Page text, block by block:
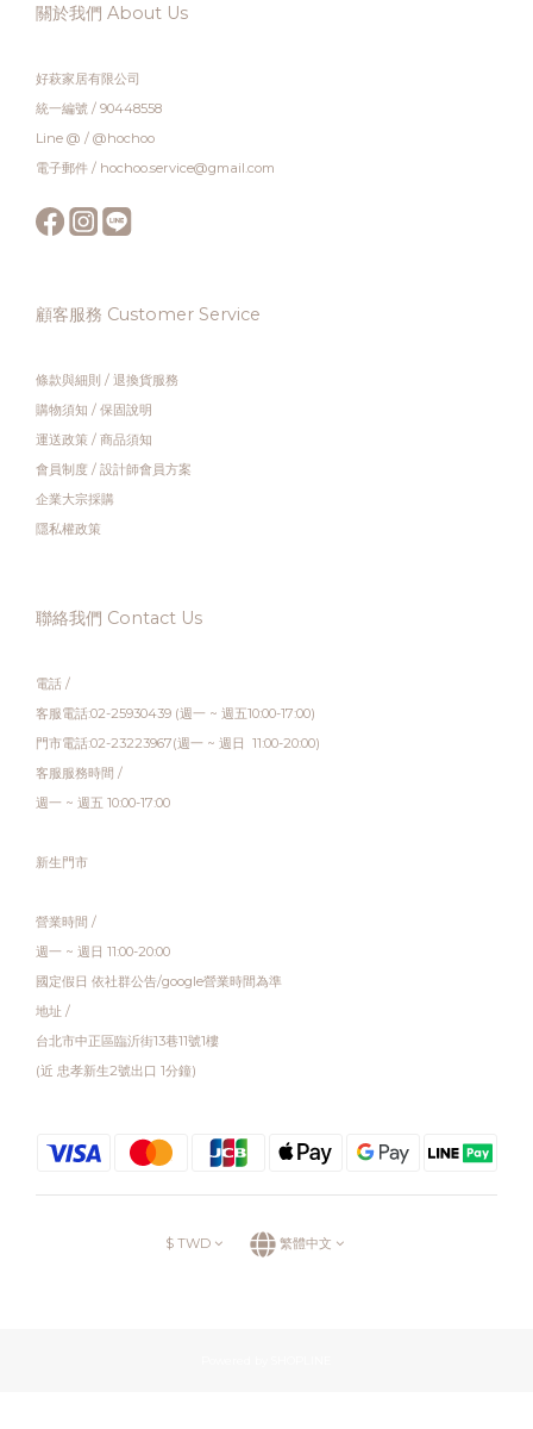
關於我們 About Us
好萩家居有限公司
統一編號 / 90448558
Line @ / @hochoo
電子郵件 / hochoo.service@gmail.com
顧客服務 Customer Service
條款與細則 / 退換貨服務
購物須知 / 保固說明
運送政策 / 商品須知
會員制度 / 設計師會員方案
企業大宗採購
隱私權政策
聯絡我們 Contact Us
電話 /
客服電話:02-25930439 (週一 ~ 週五10:00-17:00)
門市電話:02-23223967(週一 ~ 週日 11:00-20:00)
客服服務時間 /
週一 ~ 週五 10:00-17:00
新生門市
營業時間 /
週一 ~ 週日 11:00-20:00
國定假日 依社群公告/google營業時間為準
地址 /
台北市中正區臨沂街13巷11號1樓
(近 忠孝新生2號出口 1分鐘)
$ TWD 繁體中文